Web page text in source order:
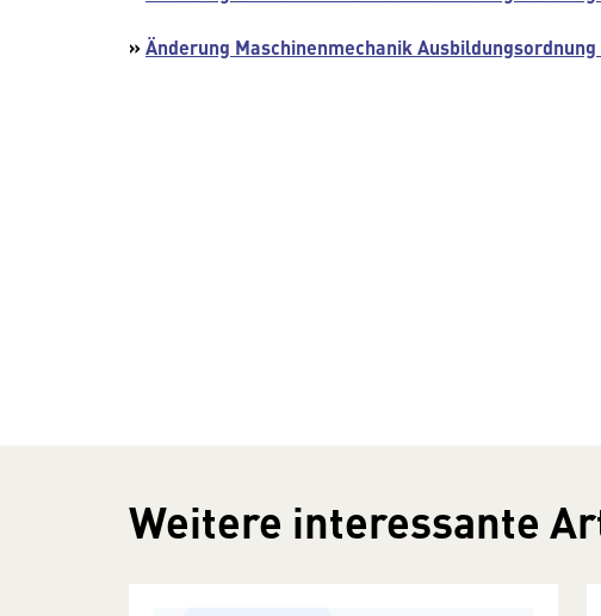
»Änderung Maschinenmechanik Ausbildungsordnung
Weitere interessante